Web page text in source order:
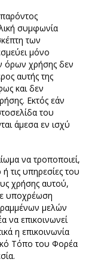
συμφωνία
των
μόνο
όρων χρήσης δεν
αυτής της
και δεν
Εκτός εάν
του
άμεσα εν ισχύ
να τροποποιεί,
τις υπηρεσίες του
χρήσης αυτού,
υποχρέωση
μελών
να επικοινωνεί
η επικοινωνία
Τόπο του Φορέα